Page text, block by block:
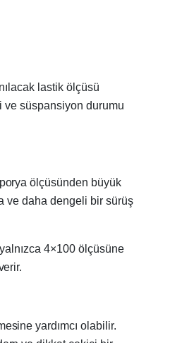
lastik ölçüsü
ve süspansiyon durumu
ölçüsünden büyük
ve daha dengeli bir sürüş
4×100 ölçüsüne
yardımcı olabilir.